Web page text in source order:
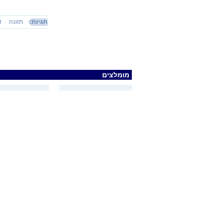
תגיות: תזונה
מומלצים